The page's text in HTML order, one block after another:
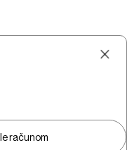
računom